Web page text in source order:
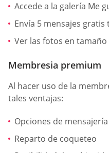
Accede a la galería Me
Envía 5 mensajes gratis
Ver las fotos en
Membresia premium
Al hacer uso de la
tales ventajas:
Opciones de
Reparto de coqueteo